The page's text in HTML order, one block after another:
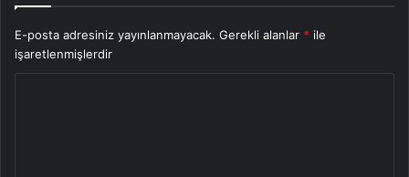
E-posta adresiniz yayınlanmayacak. Gerekli alanlar * ile
işaretlenmişlerdir